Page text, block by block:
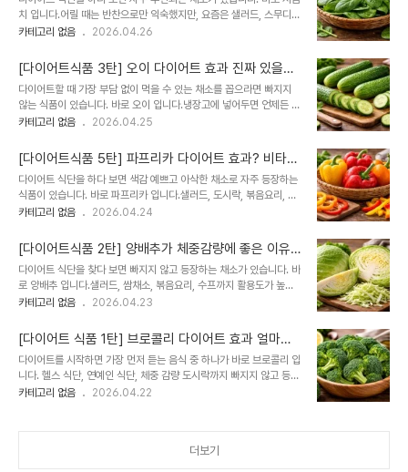
톡스 다이어트는 무엇일까요?정말 살이 빠지는 걸까요?아니면 일시적
인 효과일까요?오늘은 실제로 많은 사람들이 실천하고 있는 오일 디톡
습니다. 오일 디톡스 다이어트란?오일 디톡스..
치 입니다.어릴 때는 반찬으로만 익숙했지만, 요즘은 샐러드, 스무디,
볶음요리, 도시락 식단까지 다양하게 활용되며 건강식 대표 채소로 자
다”“포만감 있는 채소가 필요하다”.......는 분들에게 시금치는 매우 좋
은 선택이 될 수 있습니다. 오늘은 시금치가 왜 다이어트에 좋은지, 영
양성분, 먹는 방법, 주의사항까지 한 번에 정리해드립니다.시금치가 다
이어트에 좋은 이유시금치는 단순히 건강한 채소가 아니라 체중 감량
중 부족해지기 쉬운 영양을 채워주는 식품입니다.1. 칼로리가 낮다시
접시 넉넉하게 먹어도 ..
카테고리 없음 2026.04.26
[다이어트식품 3탄] 오이 다이어트 효과 진짜 있을
까? 붓기 관리부터 체중 감량까지 제대로 먹는 방법
총정리
다이어트할 때 가장 부담 없이 먹을 수 있는 채소를 꼽으라면 빠지지
않는 식품이 있습니다. 바로 오이 입니다.냉장고에 넣어두면 언제든 꺼
내 먹기 좋고, 아삭한 식감 덕분에 간식 대용으로도 인기인데요. “배고
다”“야식 습관을 줄이고 싶다”............는 분들에게 자주 추천됩니다.
오이는 단순히 물 많은 채소가 아닙니다.낮은 칼로리, 높은 수분 함량,
간편한 활용도까지 갖춘 체중 관리용 식재료입니다. 오늘은 오이가 왜
다이어트에 좋은지, 영양성분, 먹는 방법, 주의사항까지 한 번에 정리
해드립니다.오이가 다이어트에 좋은 이유오이는 극단적으로 화려한
로리가 매우 낮다오이..
카테고리 없음 2026.04.25
[다이어트식품 5탄] 파프리카 다이어트 효과? 비타민
C부터 식단 활용법까지 제대로 먹는 방법 총정리
다이어트 식단을 하다 보면 색감 예쁘고 아삭한 채소로 자주 등장하는
식품이 있습니다. 바로 파프리카 입니다.샐러드, 도시락, 볶음요리, 간
식까지 활용도가 높고 빨강·노랑·주황 등 다양한 색상 덕분에 식단이
다”“간식 대신 건강하게 먹고 싶다”“영양까지 챙기고 싶다”.......는 분
들에게 파프리카는 매우 좋은 선택이 될 수 있습니다. 오늘은 파프리카
가 왜 다이어트에 좋은지, 영양성분, 먹는 방법, 주의사항까지 한 번에
정리해드립니다.파프리카가 다이어트에 좋은 이유파프리카는 단순히
예쁜 채소가 아니라 낮은 칼로리와 높은 만족감을 동시에 가진 식품입
수준입니다.한 개를 ..
카테고리 없음 2026.04.24
[다이어트식품 2탄] 양배추가 체중감량에 좋은 이유
와 제대로 먹는방법 총정리
다이어트 식단을 찾다 보면 빠지지 않고 등장하는 채소가 있습니다. 바
로 양배추 입니다.샐러드, 쌈채소, 볶음요리, 수프까지 활용도가 높아
많은 사람들이 체중 감량 식단으로 선택하는 대표 식재료인데요. 특히
는 매우 현실적인 선택지입니다. 가격 부담도 적고 조리도 쉬워 꾸준히
먹기 좋다는 장점이 있습니다. 오늘은 양배추가 왜 다이어트에 좋은지,
영양성분, 먹는 방법, 주의사항까지 한 번에 정리해드립니다.양배추가
다이어트에 좋은 이유양배추가 체중 관리 식단에 자주 등장하는 이유
는 단순합니다. 칼로리는 낮고 포만감은 높기 때문입니다.1. 낮은 칼로
카테고리 없음 2026.04.23
[다이어트 식품 1탄] 브로콜리 다이어트 효과 얼마나
좋을까? 영양성분부터 제대로 먹는 방법까지 총정리
다이어트를 시작하면 가장 먼저 듣는 음식 중 하나가 바로 브로콜리 입
니다. 헬스 식단, 연예인 식단, 체중 감량 도시락까지 빠지지 않고 등장
하는 대표 채소인데요.많은 사람들이 “브로콜리가 몸에 좋다던데 정확
입니다. 단순히 건강식 이미지 때문이 아니라 실제 영양 구성이 매우
카테고리 없음 2026.04.22
더보기